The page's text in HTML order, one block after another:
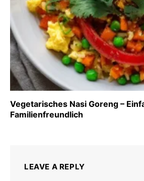
Vegetarisches Nasi Goreng –
Familienfreundlich
LEAVE A REPLY